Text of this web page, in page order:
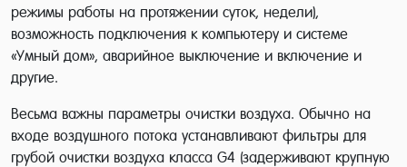
режимы работы на протяжении суток, недели),
возможность подключения к компьютеру и системе
«Умный дом», аварийное выключение и включение и
другие.
Весьма важны параметры очистки воздуха. Обычно на
входе воздушного потока устанавливают фильтры для
грубой очистки воздуха класса G4 (задерживают крупную